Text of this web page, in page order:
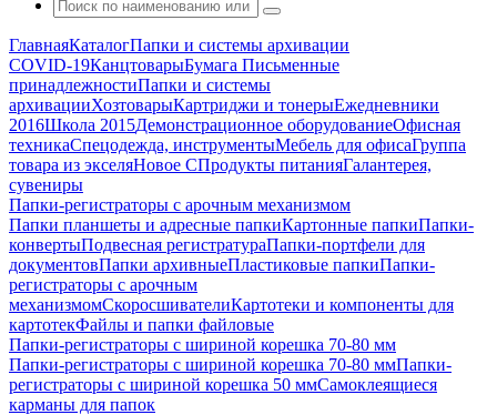
ГлавнаяКаталогПапки и системы архивации
COVID-19КанцтоварыБумага Письменные
принадлежностиПапки и системы
архивацииХозтоварыКартриджи и тонерыЕжедневники
2016Школа 2015Демонстрационное оборудованиеОфисная
техникаСпецодежда, инструментыМебель для офисаГруппа
товара из экселяНовое СПродукты питанияГалантерея,
сувениры
Папки-регистраторы с арочным механизмом
Папки планшеты и адресные папкиКартонные папкиПапки-
конвертыПодвесная регистратураПапки-портфели для
документовПапки архивныеПластиковые папкиПапки-
регистраторы с арочным
механизмомСкоросшивателиКартотеки и компоненты для
картотекФайлы и папки файловые
Папки-регистраторы с шириной корешка 70-80 мм
Папки-регистраторы с шириной корешка 70-80 ммПапки-
регистраторы с шириной корешка 50 ммСамоклеящиеся
карманы для папок